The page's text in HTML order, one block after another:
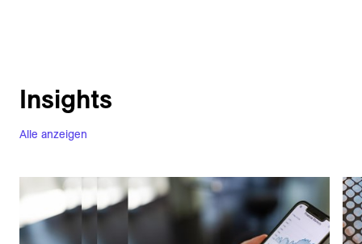
Alle anzeigen
Insights